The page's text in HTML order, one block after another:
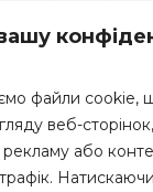
файли cookie,
веб-
рекламу або
19 20 21
26 27 28